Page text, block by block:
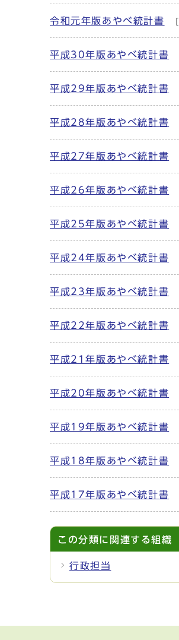
令和元年版あやべ統計書
平成30年版あやべ統計書
平成29年版あやべ統計書
平成28年版あやべ統計書
平成27年版あやべ統計書
平成26年版あやべ統計書
平成25年版あやべ統計書
平成24年版あやべ統計書
平成23年版あやべ統計書
平成22年版あやべ統計書
平成21年版あやべ統計書
平成20年版あやべ統計書
平成19年版あやべ統計書
平成18年版あやべ統計書
平成17年版あやべ統計書
この分類に関連する組織
行政担当